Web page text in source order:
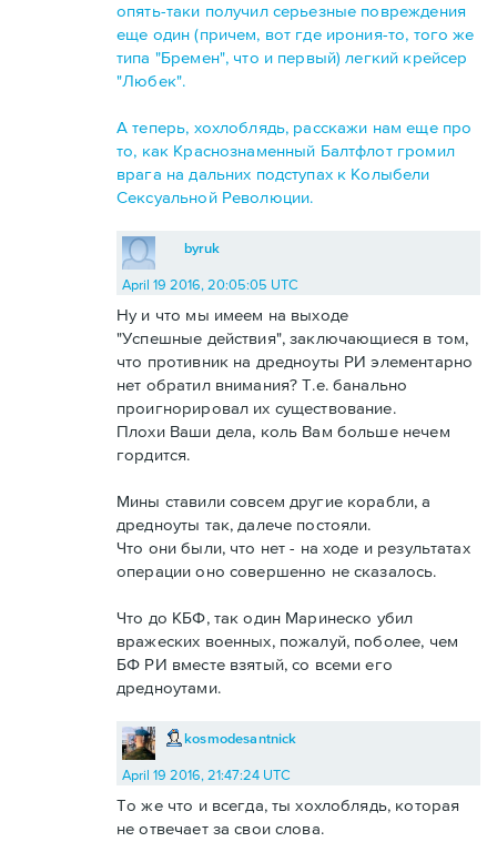
опять-таки получил серьезные повреждения
еще один (причем, вот где ирония-то, того же
типа "Бремен", что и первый) легкий крейсер
"Любек".
А теперь, хохлоблядь, расскажи нам еще про
то, как Краснознаменный Балтфлот громил
врага на дальних подступах к Колыбели
Сексуальной Революции.
byruk
April 19 2016, 20:05:05 UTC
Ну и что мы имеем на выходе
"Успешные действия", заключающиеся в том,
что противник на дредноуты РИ элементарно
нет обратил внимания? Т.е. банально
проигнорировал их существование.
Плохи Ваши дела, коль Вам больше нечем
гордится.
Мины ставили совсем другие корабли, а
дредноуты так, далече постояли.
Что они были, что нет - на ходе и результатах
операции оно совершенно не сказалось.
Что до КБФ, так один Маринеско убил
вражеских военных, пожалуй, поболее, чем
БФ РИ вместе взятый, со всеми его
дредноутами.
kosmodesantnick
April 19 2016, 21:47:24 UTC
То же что и всегда, ты хохлоблядь, которая
не отвечает за свои слова.